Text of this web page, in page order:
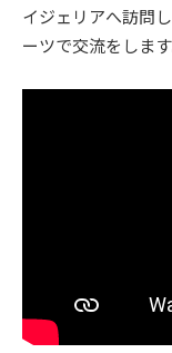
イジェリアへ訪問
ーツで交流をします